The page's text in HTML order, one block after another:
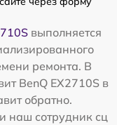
выполняется
ремонта. В
BenQ EX2710S в
обратно.
наш сотрудник сц